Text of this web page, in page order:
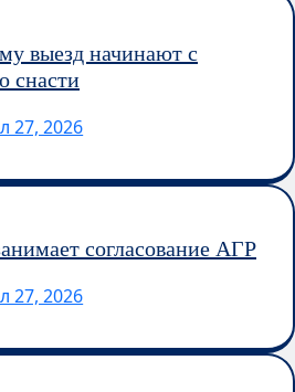
выезд начинают с
снасти
27, 2026
согласование АГР
27, 2026